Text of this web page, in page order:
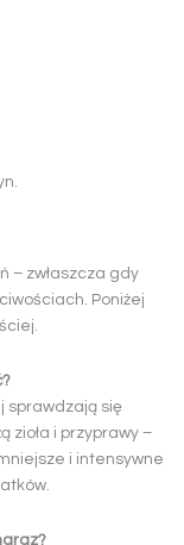
– zwłaszcza gdy
Poniżej
sprawdzają się
zioła i przyprawy –
i intensywne